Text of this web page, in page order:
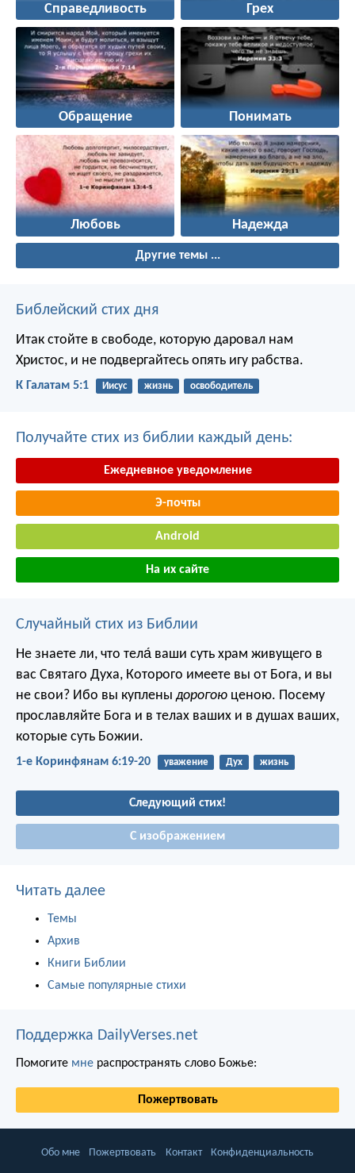
Справедливость Грех
Обращение Понимать
Любовь Надежда
Другие темы ...
Библейский стих дня
Итак стойте в свободе, которую даровал нам
Христос, и не подвергайтесь опять игу рабства.
К Галатам 5:1 Иисус жизнь освободитель
Получайте стих из библии каждый день:
Ежедневное уведомление
Э-почты
Android
На их сайте
Случайный стих из Библии
Не знаете ли, что тела́ ваши суть храм живущего в
вас Святаго Духа, Которого имеете вы от Бога, и вы
не свои? Ибо вы куплены дорогою ценою. Посему
прославляйте Бога и в телах ваших и в душах ваших,
которые суть Божии.
1-е Коринфянам 6:19-20 уважение Дух жизнь
Следующий стих!
С изображением
Читать далее
Темы
Архив
Книги Библии
Самые популярные стихи
Поддержка DailyVerses.net
Помогите мне распространять слово Божье:
Пожертвовать
Обо мне Пожертвовать Контакт Конфиденциальность